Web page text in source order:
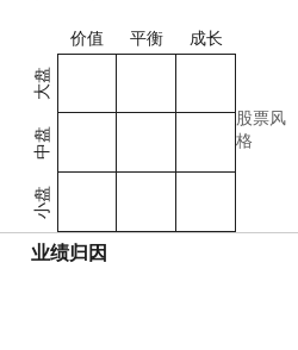
价值 平衡 成长
大盘
中盘
小盘
股票风
格
业绩归因